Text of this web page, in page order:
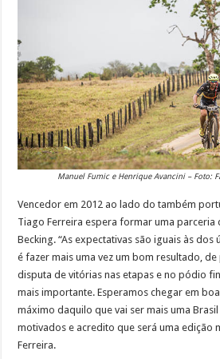
Manuel Fumic e Henrique Avancini – Foto:
Vencedor em 2012 ao lado do também
Tiago Ferreira espera formar uma parceria
Becking. “As expectativas são iguais às dos
é fazer mais uma vez um bom resultado,
disputa de vitórias nas etapas e no pódio
mais importante. Esperamos chegar em
máximo daquilo que vai ser mais uma
motivados e acredito que será uma edição
Ferreira.